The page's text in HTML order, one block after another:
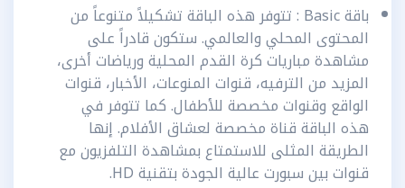
باقة Basic : تتوفر هذه الباقة تشكيلاً متنوعاً من
المحتوى المحلي والعالمي. ستكون قادراً على
مشاهدة مباريات كرة القدم المحلية ورياضات أخرى،
المزيد من الترفيه، قنوات المنوعات، الأخبار، قنوات
الواقع وقنوات مخصصة للأطفال. كما تتوفر في
هذه الباقة قناة مخصصة لعشاق الأفلام. إنها
الطريقة المثلى للاستمتاع بمشاهدة التلفزيون مع
قنوات بين سبورت عالية الجودة بتقنية HD.